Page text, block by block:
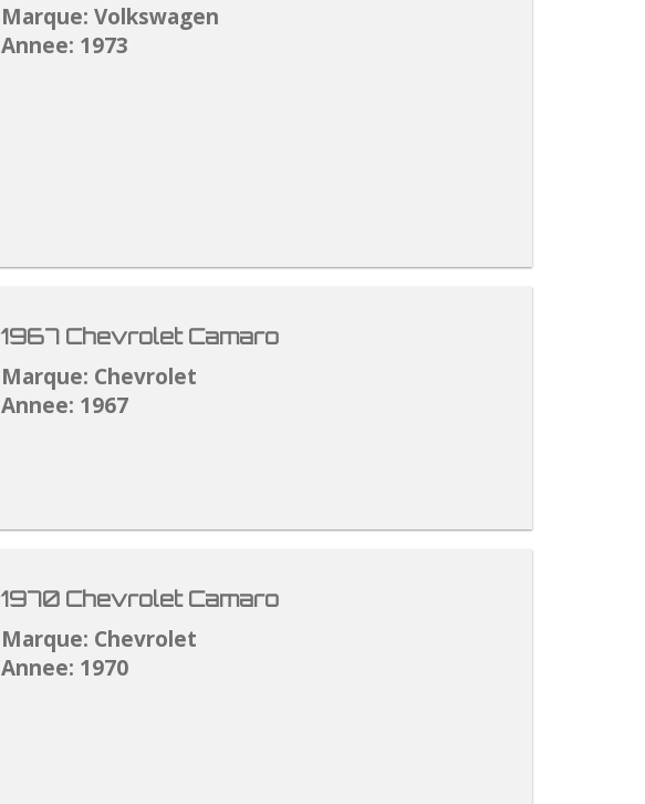
Marque: Volkswagen
Annee: 1973
1967 Chevrolet Camaro
Marque: Chevrolet
Annee: 1967
1970 Chevrolet Camaro
Marque: Chevrolet
Annee: 1970